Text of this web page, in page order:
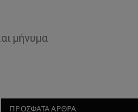
μήνυμα
ΠΡΟΣΦΑΤΑ ΑΡΘΡΑ